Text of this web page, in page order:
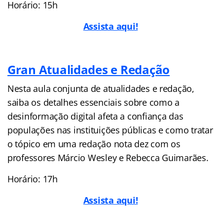
Horário: 15h
Assista aqui!
Gran Atualidades e Redação
Nesta aula conjunta de atualidades e redação,
saiba os detalhes essenciais sobre como a
desinformação digital afeta a confiança das
populações nas instituições públicas e como tratar
o tópico em uma redação nota dez com os
professores Márcio Wesley e Rebecca Guimarães.
Horário: 17h
Assista aqui!